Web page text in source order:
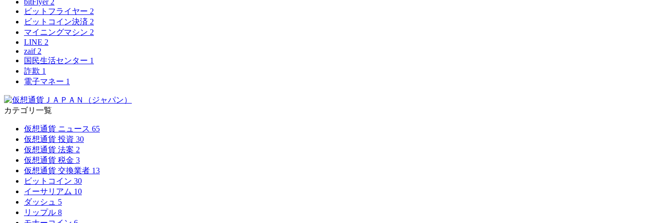
ビットフライヤー 2
ビットコイン決済 2
マイニングマシン 2
LINE 2
zaif 2
国民生活センター 1
詐欺 1
電子マネー 1
カテゴリ一覧
仮想通貨 ニュース 65
仮想通貨 投資 30
仮想通貨 法案 2
仮想通貨 税金 3
仮想通貨 交換業者 13
ビットコイン 30
イーサリアム 10
ダッシュ 5
リップル 8